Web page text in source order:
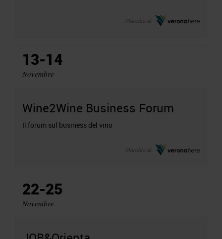
Marchio di
13-14
Novembre
Wine2Wine Business Forum
Il forum sul business del vino
Marchio di
22-25
Novembre